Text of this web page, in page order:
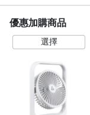
優惠加購商品